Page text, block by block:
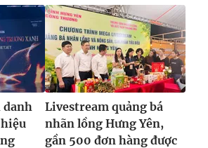
danh
Livestream quảng bá
nhãn lồng Hưng Yên,
gần 500 đơn hàng được